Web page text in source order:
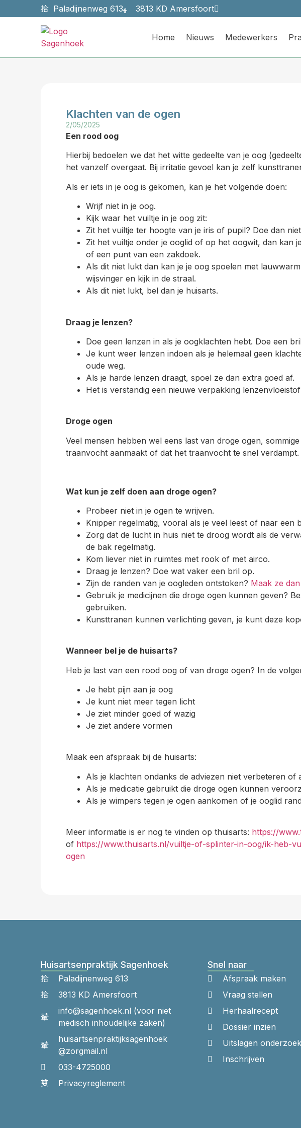
Paladijnenweg 613 3813 KD Amersfoort
Home Nieuws Medewerkers
Klachten van de ogen
2/05/2025
Een rood oog
Hierbij bedoelen we dat het witte gedeelte van je oog
het vanzelf overgaat. Bij irritatie gevoel kan je zelf
Als er iets in je oog is gekomen, kan je het volgende doen:
Wrijf niet in je oog.
Kijk waar het vuiltje in je oog zit:
Zit het vuiltje ter hoogte van je iris of pupil? Doe dan
Zit het vuiltje onder je ooglid of op het oogwit, dan kan
of een punt van een zakdoek.
Als dit niet lukt dan kan je je oog spoelen met
wijsvinger en kijk in de straal.
Als dit niet lukt, bel dan je huisarts.
Draag je lenzen?
Doe geen lenzen in als je oogklachten hebt. Doe een
Je kunt weer lenzen indoen als je helemaal geen
oude weg.
Als je harde lenzen draagt, spoel ze dan extra goed af.
Het is verstandig een nieuwe verpakking
Droge ogen
Veel mensen hebben wel eens last van droge ogen,
traanvocht aanmaakt of dat het traanvocht te snel verdampt.
Wat kun je zelf doen aan droge ogen?
Probeer niet in je ogen te wrijven.
Knipper regelmatig, vooral als je veel leest of naar een
Zorg dat de lucht in huis niet te droog wordt als de
de bak regelmatig.
Kom liever niet in ruimtes met rook of met airco.
Draag je lenzen? Doe wat vaker een bril op.
Zijn de randen van je oogleden ontstoken? Maak ze
Gebruik je medicijnen die droge ogen kunnen geven?
gebruiken.
Kunsttranen kunnen verlichting geven, je kunt deze
Wanneer bel je de huisarts?
Heb je last van een rood oog of van droge ogen? In de
Je hebt pijn aan je oog
Je kunt niet meer tegen licht
Je ziet minder goed of wazig
Je ziet andere vormen
Maak een afspraak bij de huisarts:
Als je klachten ondanks de adviezen niet verbeteren of
Als je medicatie gebruikt die droge ogen kunnen
Als je wimpers tegen je ogen aankomen of je ooglid
Meer informatie is er nog te vinden op thuisarts: https://
of https://www.thuisarts.nl/vuiltje-of-splinter-in-oog/ik-heb-
ogen
Huisartsenpraktijk Sagenhoek
Paladijnenweg 613
3813 KD Amersfoort
info@sagenhoek.nl (voor niet
medisch inhoudelijke zaken)
huisartsenpraktijk​sagenhoek​
@zorgmail.nl
033-4725000
Privacyreglement
Snel naar
Afspraak maken
Vraag stellen
Herhaalrecept
Dossier inzien
Uitslagen onderzoek
Inschrijven